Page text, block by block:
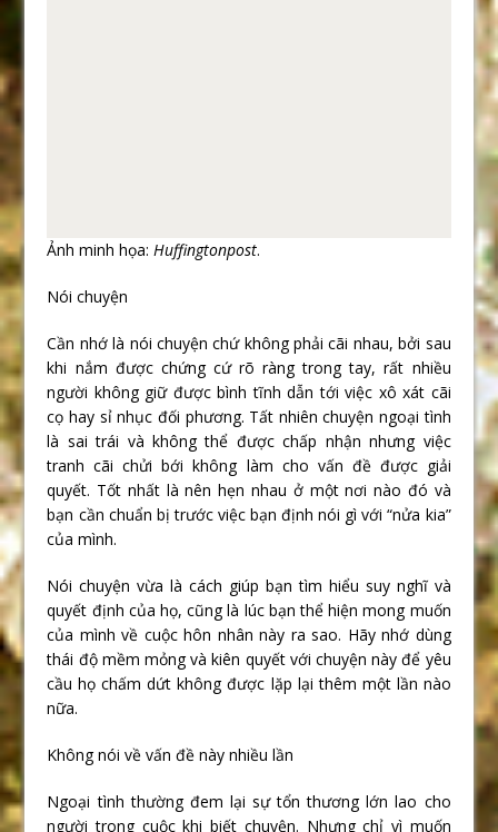
Ảnh minh họa:Huffingtonpost.
Nói chuyện
Cần nhớ là nói chuyện chứ không phải cãi nhau, bởi sau
khi nắm được chứng cứ rõ ràng trong tay, rất nhiều
người không giữ được bình tĩnh dẫn tới việc xô xát cãi
cọ hay sỉ nhục đối phương. Tất nhiên chuyện ngoại tình
là sai trái và không thể được chấp nhận nhưng việc
tranh cãi chửi bới không làm cho vấn đề được giải
quyết. Tốt nhất là nên hẹn nhau ở một nơi nào đó và
bạn cần chuẩn bị trước việc bạn định nói gì với “nửa kia”
của mình.
Nói chuyện vừa là cách giúp bạn tìm hiểu suy nghĩ và
quyết định của họ, cũng là lúc bạn thể hiện mong muốn
của mình về cuộc hôn nhân này ra sao. Hãy nhớ dùng
thái độ mềm mỏng và kiên quyết với chuyện này để yêu
cầu họ chấm dứt không được lặp lại thêm một lần nào
nữa.
Không nói về vấn đề này nhiều lần
Ngoại tình thường đem lại sự tổn thương lớn lao cho
người trong cuộc khi biết chuyện. Nhưng chỉ vì muốn